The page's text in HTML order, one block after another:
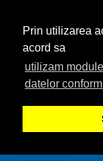
Prin utilizarea
acord sa
utilizam
datelor